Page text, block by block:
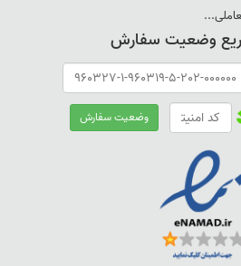
سه‌فولد شما شامل دو جلد جلو در
وسط و آخرین (چهارمین) ستون محتوا
در سمت چپ است. قسمت پشتی تری فولد شما شامل 3 ستون اول
هنگامی که تراکت خود را به درستی
آن را به یک شرکت چاپ ارسال کنید (یک
توانید خودتان آنها را چاپ کنید. با
دو طرف را به درستی چاپ کرده اید (نمی
همچنین، اگر خودتان آنها را چاپ
وضعیت سفارش